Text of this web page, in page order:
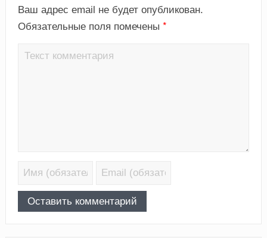
Ваш адрес email не будет опубликован.
Обязательные поля помечены *